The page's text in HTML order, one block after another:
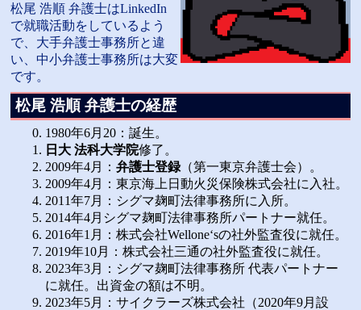
松尾 浩順 弁護士はLinkedIn
で就職活動をしているよう
で、大手弁護士事務所と違
い、中小弁護士事務所は大変
です。
松尾 浩順 弁護士の経歴
1980年6月20：誕生。
日大 法科大学院修了。
2009年4月：弁護士登録（第一東京弁護士会）。
2009年4月：東京海上日動火災保険株式会社に入社。
2011年7月：シグマ麹町法律事務所に入所。
2014年4月シグマ麹町法律事務所パートナー就任。
2016年1月：株式会社Wellone‘sの社外監査役に就任。
2019年10月：株式会社三通の社外監査役に就任。
2023年3月：シグマ麹町法律事務所 代表パートナー
に就任。出資金の額は不明。
2023年5月：サイクラーズ株式会社（2020年9月設